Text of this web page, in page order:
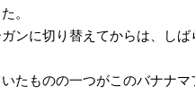
。
ンに切り替えてからは、し
たものの一つがこのバナナマ